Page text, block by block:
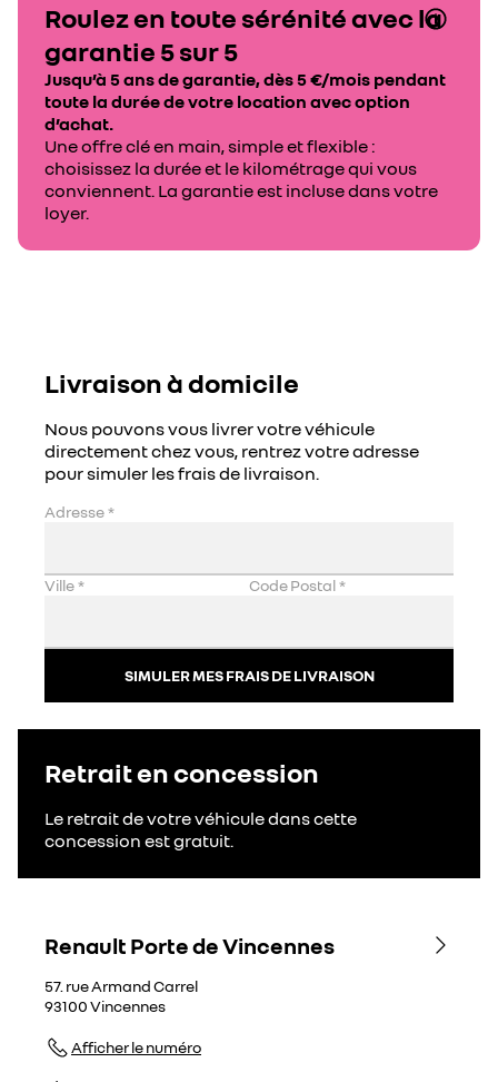
Roulez en toute sérénité avec la
garantie 5 sur 5
Jusqu’à 5 ans de garantie, dès 5 €/mois pendant
toute la durée de votre location avec option
d’achat.
Une offre clé en main, simple et flexible :
choisissez la durée et le kilométrage qui vous
conviennent. La garantie est incluse dans votre
loyer.
Livraison à domicile
Nous pouvons vous livrer votre véhicule
directement chez vous, rentrez votre adresse
pour simuler les frais de livraison.
Adresse*
Ville* Code Postal*
SIMULER MES FRAIS DE LIVRAISON
Retrait en concession
Le retrait de votre véhicule dans cette
concession est gratuit.
Renault Porte de Vincennes
57. rue Armand Carrel
93100Vincennes
Afficher le numéro